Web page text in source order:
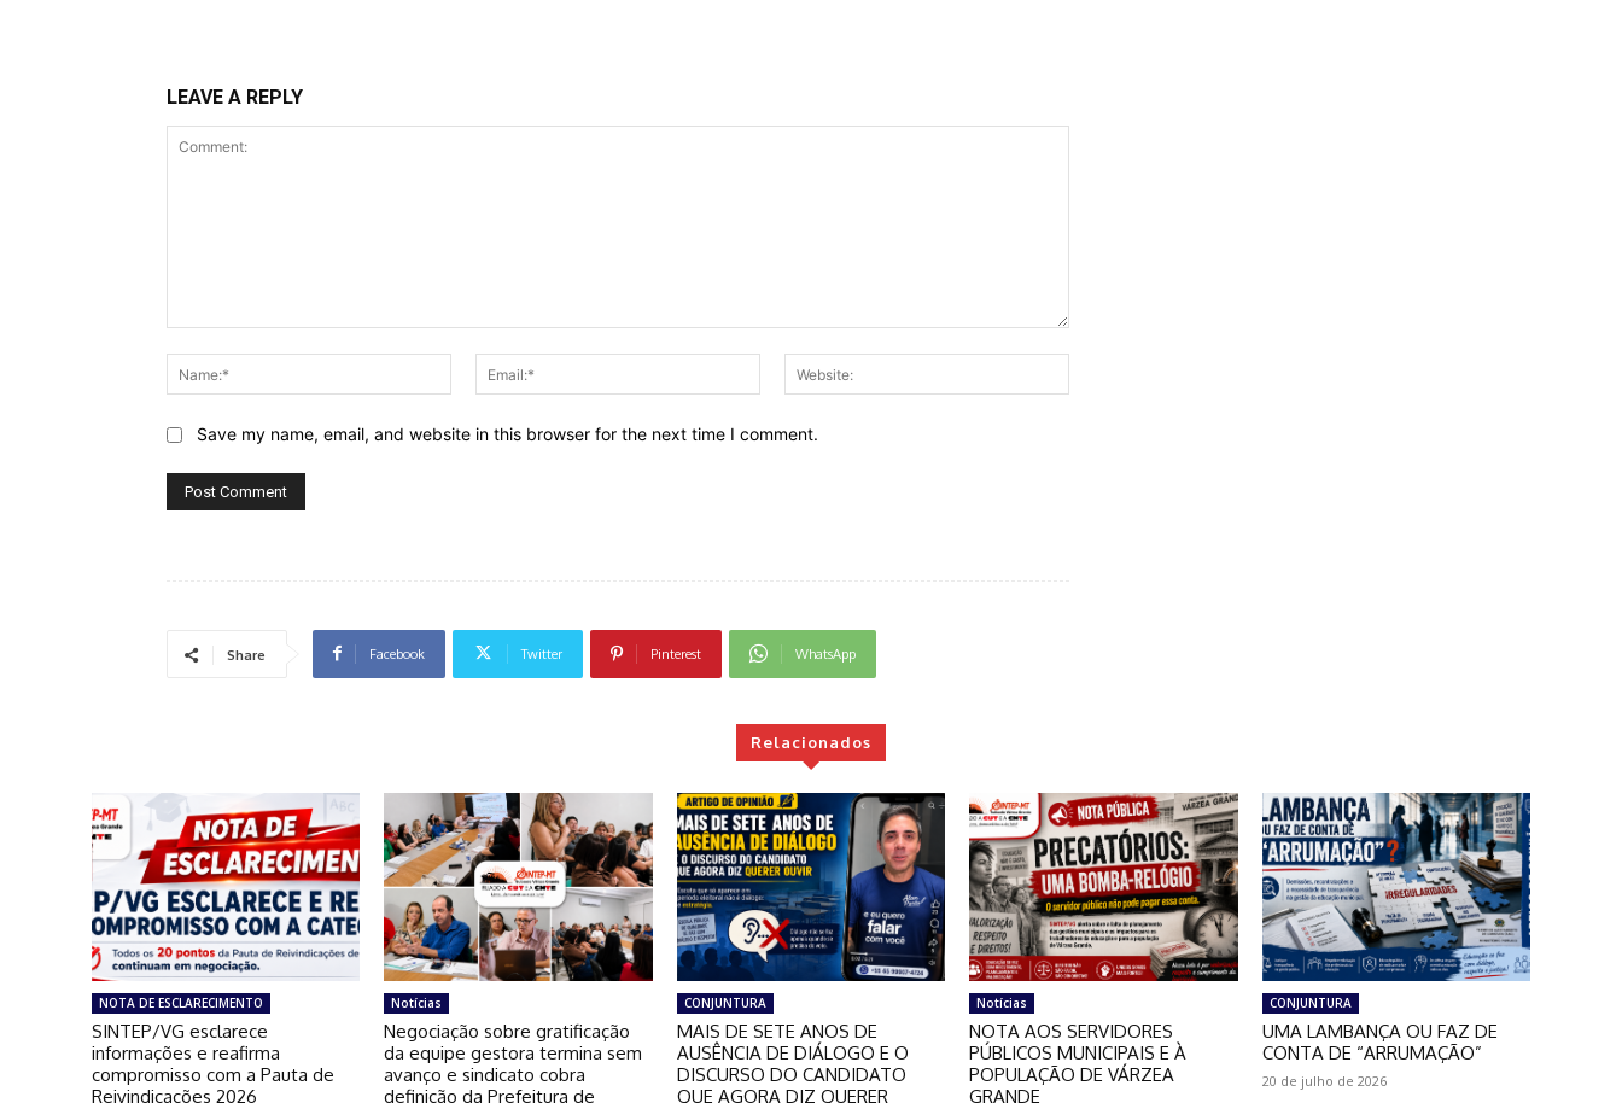
LEAVE A REPLY
Name:*
Email:*
Save my name, email, and website in this browser for the next time I comment.
Share Facebook Twitter Pinterest WhatsApp
Relacionados
NOTA DE ESCLARECIMENTO
SINTEP/VG esclarece
informações e reafirma
compromisso com a Pauta de
Reivindicações 2026
Notícias
Negociação sobre gratificação
da equipe gestora termina sem
avanço e sindicato cobra
definição da Prefeitura de
CONJUNTURA
MAIS DE SETE ANOS DE
AUSÊNCIA DE DIÁLOGO E O
DISCURSO DO CANDIDATO
QUE AGORA DIZ QUERER
Notícias
NOTA AOS SERVIDORES
PÚBLICOS MUNICIPAIS E À
POPULAÇÃO DE VÁRZEA
GRANDE
CONJUNTURA
UMA LAMBANÇA OU FAZ DE
CONTA DE “ARRUMAÇÃO”
20 de julho de 2026